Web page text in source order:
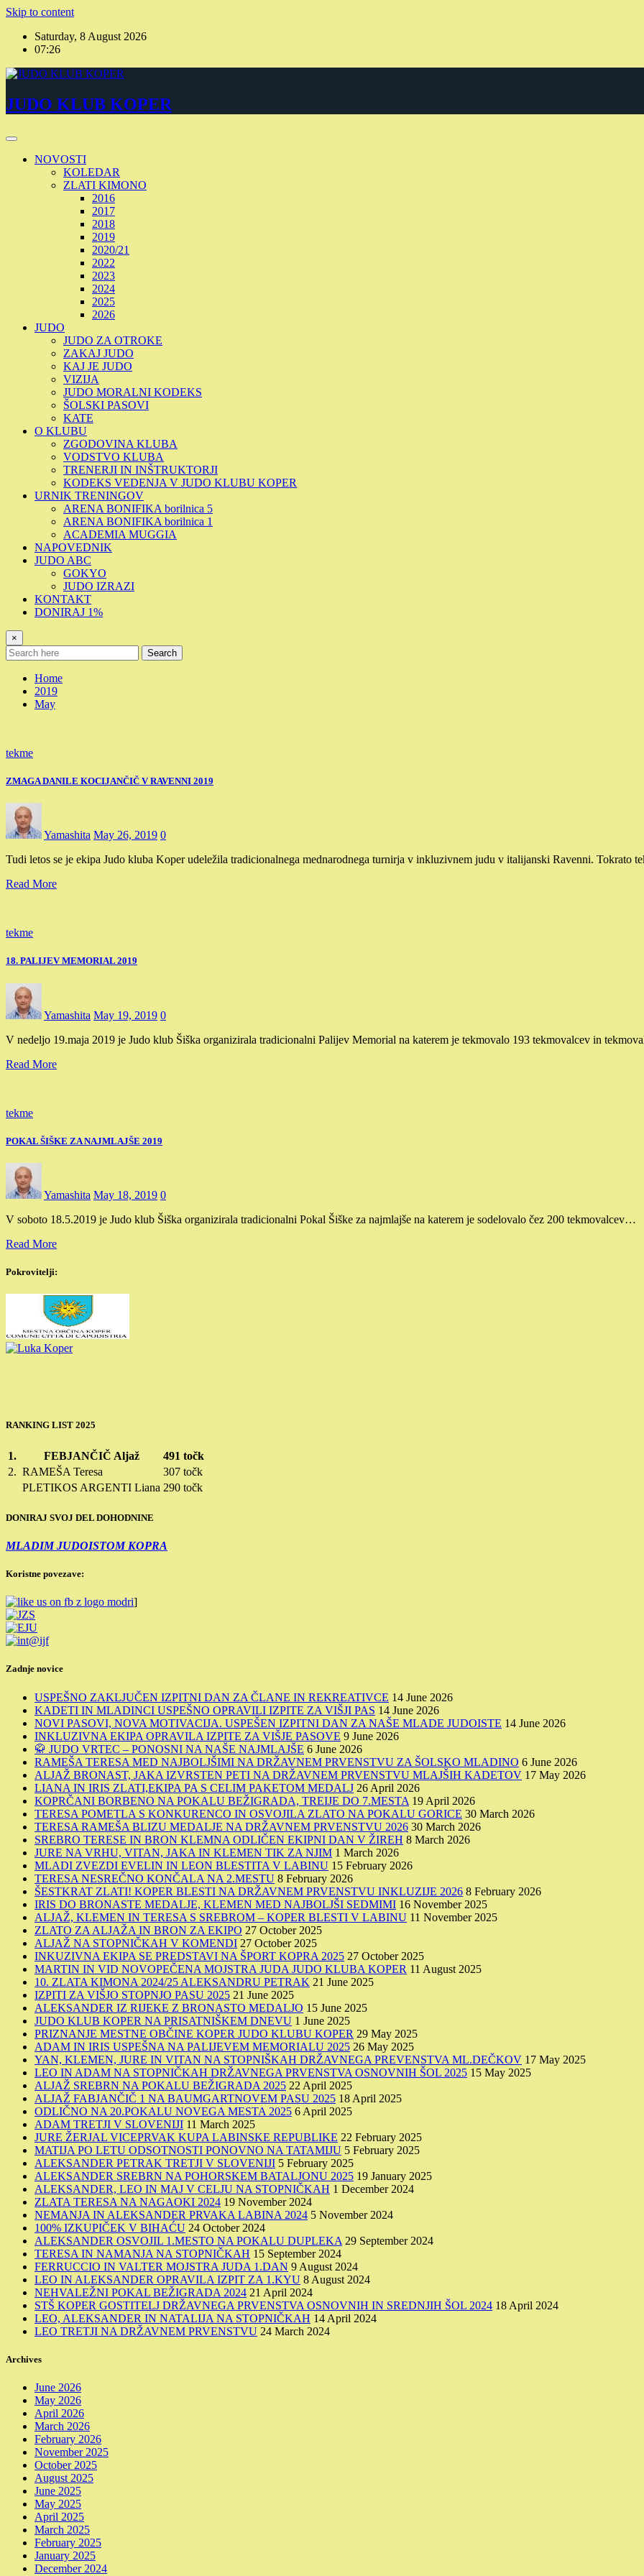
Skip to content
Saturday, 8 August 2026
07:26
JUDO KLUB KOPER
NOVOSTI
KOLEDAR
ZLATI KIMONO
2016
2017
2018
2019
2020/21
2022
2023
2024
2025
2026
JUDO
JUDO ZA OTROKE
ZAKAJ JUDO
KAJ JE JUDO
VIZIJA
JUDO MORALNI KODEKS
ŠOLSKI PASOVI
KATE
O KLUBU
ZGODOVINA KLUBA
VODSTVO KLUBA
TRENERJI IN INŠTRUKTORJI
KODEKS VEDENJA V JUDO KLUBU KOPER
URNIK TRENINGOV
ARENA BONIFIKA borilnica 5
ARENA BONIFIKA borilnica 1
ACADEMIA MUGGIA
NAPOVEDNIK
JUDO ABC
GOKYO
JUDO IZRAZI
KONTAKT
DONIRAJ 1%
×
Search
Home
2019
May
tekme
ZMAGA DANILE KOCIJANČIČ V RAVENNI 2019
Yamashita May 26, 2019 0
Tudi letos se je ekipa Judo kluba Koper udeležila tradicionalnega mednarodnega turnirja v inkluzivnem judu v italijanski Ravenni. Tokrato
Read More
tekme
18. PALIJEV MEMORIAL 2019
Yamashita May 19, 2019 0
V nedeljo 19.maja 2019 je Judo klub Šiška organizirala tradicionalni Palijev Memorial na katerem je tekmovalo 193 tekmovalcev in
Read More
tekme
POKAL ŠIŠKE ZA NAJMLAJŠE 2019
Yamashita May 18, 2019 0
V soboto 18.5.2019 je Judo klub Šiška organizirala tradicionalni Pokal Šiške za najmlajše na katerem je sodelovalo čez 200 tekmovalcev…
Read More
Pokrovitelji:
RANKING LIST 2025
1. FEBJANČIČ Aljaž
491 točk
2. RAMEŠA Teresa
307 točk
PLETIKOS ARGENTI Liana 290 točk
DONIRAJ SVOJ DEL DOHODNINE
MLADIM JUDOISTOM KOPRA
Koristne povezave:
]
Zadnje novice
USPEŠNO ZAKLJUČEN IZPITNI DAN ZA ČLANE IN REKREATIVCE 14 June 2026
KADETI IN MLADINCI USPEŠNO OPRAVILI IZPITE ZA VIŠJI PAS 14 June 2026
NOVI PASOVI, NOVA MOTIVACIJA. USPEŠEN IZPITNI DAN ZA NAŠE MLADE JUDOISTE 14 June 2026
INKLUZIVNA EKIPA OPRAVILA IZPITE ZA VIŠJE PASOVE 9 June 2026
🥋 JUDO VRTEC – PONOSNI NA NAŠE NAJMLAJŠE 6 June 2026
RAMEŠA TERESA MED NAJBOLJŠIMI NA DRŽAVNEM PRVENSTVU ZA ŠOLSKO MLADINO 6 June 2026
ALJAŽ BRONAST, JAKA IZVRSTEN PETI NA DRŽAVNEM PRVENSTVU MLAJŠIH KADETOV 17 May 2026
LIANA IN IRIS ZLATI,EKIPA PA S CELIM PAKETOM MEDALJ 26 April 2026
KOPRČANI BORBENO NA POKALU BEŽIGRADA, TREIJE DO 7.MESTA 19 April 2026
TERESA POMETLA S KONKURENCO IN OSVOJILA ZLATO NA POKALU GORICE 30 March 2026
TERESA RAMEŠA BLIZU MEDALJE NA DRŽAVNEM PRVENSTVU 2026 30 March 2026
SREBRO TERESE IN BRON KLEMNA ODLIČEN EKIPNI DAN V ŽIREH 8 March 2026
JURE NA VRHU, VITAN, JAKA IN KLEMEN TIK ZA NJIM 1 March 2026
MLADI ZVEZDI EVELIN IN LEON BLESTITA V LABINU 15 February 2026
TERESA NESREČNO KONČALA NA 2.MESTU 8 February 2026
ŠESTKRAT ZLATI! KOPER BLESTI NA DRŽAVNEM PRVENSTVU INKLUZIJE 2026 8 February 2026
IRIS DO BRONASTE MEDALJE, KLEMEN MED NAJBOLJŠI SEDMIMI 16 November 2025
ALJAŽ, KLEMEN IN TERESA S SREBROM – KOPER BLESTI V LABINU 11 November 2025
ZLATO ZA ALJAŽA IN BRON ZA EKIPO 27 October 2025
ALJAŽ NA STOPNIČKAH V KOMENDI 27 October 2025
INKUZIVNA EKIPA SE PREDSTAVI NA ŠPORT KOPRA 2025 27 October 2025
MARTIN IN VID NOVOPEČENA MOJSTRA JUDA JUDO KLUBA KOPER 11 August 2025
10. ZLATA KIMONA 2024/25 ALEKSANDRU PETRAK 21 June 2025
IZPITI ZA VIŠJO STOPNJO PASU 2025 21 June 2025
ALEKSANDER IZ RIJEKE Z BRONASTO MEDALJO 15 June 2025
JUDO KLUB KOPER NA PRISATNIŠKEM DNEVU 1 June 2025
PRIZNANJE MESTNE OBČINE KOPER JUDO KLUBU KOPER 29 May 2025
ADAM IN IRIS USPEŠNA NA PALIJEVEM MEMORIALU 2025 26 May 2025
YAN, KLEMEN, JURE IN VITAN NA STOPNIŠKAH DRŽAVNEGA PREVENSTVA ML.DEČKOV 17 May 2025
LEO IN ADAM NA STOPNIČKAH DRŽAVNEGA PRVENSTVA OSNOVNIH ŠOL 2025 15 May 2025
ALJAŽ SREBRN NA POKALU BEŽIGRADA 2025 22 April 2025
ALJAŽ FABJANČIČ 1 NA BAUMGARTNOVEM PASU 2025 18 April 2025
ODLIČNO NA 20.POKALU NOVEGA MESTA 2025 6 April 2025
ADAM TRETJI V SLOVENIJI 11 March 2025
JURE ŽERJAL VICEPRVAK KUPA LABINSKE REPUBLIKE 22 February 2025
MATIJA PO LETU ODSOTNOSTI PONOVNO NA TATAMIJU 5 February 2025
ALEKSANDER PETRAK TRETJI V SLOVENIJI 5 February 2025
ALEKSANDER SREBRN NA POHORSKEM BATALJONU 2025 19 January 2025
ALEKSANDER, LEO IN MAJ V CELJU NA STOPNIČKAH 1 December 2024
ZLATA TERESA NA NAGAOKI 2024 19 November 2024
NEMANJA IN ALEKSANDER PRVAKA LABINA 2024 5 November 2024
100% IZKUPIČEK V BIHAĆU 24 October 2024
ALEKSANDER OSVOJIL 1.MESTO NA POKALU DUPLEKA 29 September 2024
TERESA IN NAMANJA NA STOPNIČKAH 15 September 2024
FERRUCCIO IN VALTER MOJSTRA JUDA 1.DAN 9 August 2024
LEO IN ALEKSANDER OPRAVILA IZPIT ZA 1.KYU 8 August 2024
NEHVALEŽNI POKAL BEŽIGRADA 2024 21 April 2024
STŠ KOPER GOSTITELJ DRŽAVNEGA PRVENSTVA OSNOVNIH IN SREDNJIH ŠOL 2024 18 April 2024
LEO, ALEKSANDER IN NATALIJA NA STOPNIČKAH 14 April 2024
LEO TRETJI NA DRŽAVNEM PRVENSTVU 24 March 2024
Archives
June 2026
May 2026
April 2026
March 2026
February 2026
November 2025
October 2025
August 2025
June 2025
May 2025
April 2025
March 2025
February 2025
January 2025
December 2024